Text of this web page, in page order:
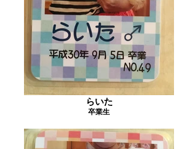
らいた
卒業生